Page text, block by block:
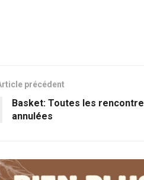
précédent
Basket: Toutes les
annulées